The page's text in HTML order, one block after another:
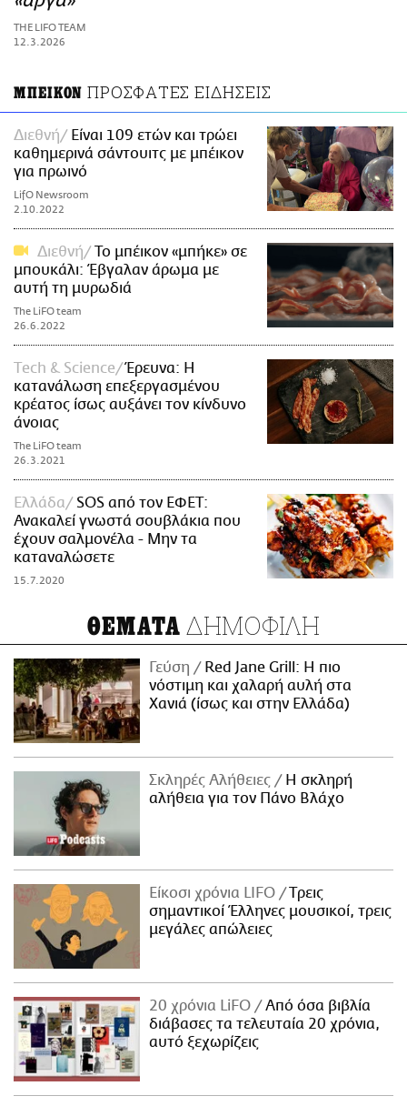
ΑΜΠΑ
PRINT
THE LIFO TEAM
12.3.2026
ΜΠΕΙΚΟΝ ΠΡΟΣΦΑΤΕΣ ΕΙΔΗΣΕΙΣ
Διεθνή
Είναι 109 ετών και τρώει
καθημερινά σάντουιτς με μπέικον
για πρωινό
LifO Newsroom
2.10.2022
Διεθνή
Το μπέικον «μπήκε» σε
μπουκάλι: Έβγαλαν άρωμα με
αυτή τη μυρωδιά
The LiFO team
26.6.2022
Τech & Science
Έρευνα: Η
κατανάλωση επεξεργασμένου
κρέατος ίσως αυξάνει τον κίνδυνο
άνοιας
The LiFO team
26.3.2021
Ελλάδα
SOS από τον ΕΦΕΤ:
Ανακαλεί γνωστά σουβλάκια που
έχουν σαλμονέλα - Μην τα
καταναλώσετε
15.7.2020
ΘΕΜΑΤΑ ΔΗΜΟΦΙΛΗ
Γεύση
Red Jane Grill: Η πιο
νόστιμη και χαλαρή αυλή στα
Χανιά (ίσως και στην Ελλάδα)
Σκληρές Αλήθειες
H σκληρή
αλήθεια για τον Πάνο Βλάχο
Είκοσι χρόνια LIFO
Tρεις
σημαντικοί Έλληνες μουσικοί, τρεις
μεγάλες απώλειες
20 χρόνια LiFO
Από όσα βιβλία
διάβασες τα τελευταία 20 χρόνια,
αυτό ξεχωρίζεις